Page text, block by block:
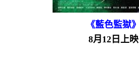
《藍色監獄》
8月12日上映